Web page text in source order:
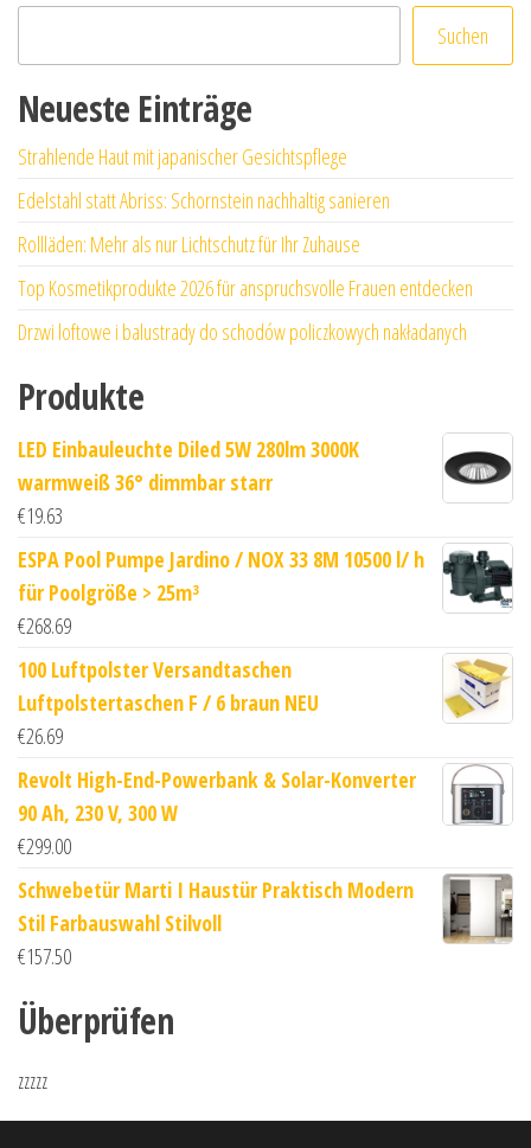
Suchen
Neueste Einträge
Strahlende Haut mit japanischer Gesichtspflege
Edelstahl statt Abriss: Schornstein nachhaltig sanieren
Rollläden: Mehr als nur Lichtschutz für Ihr Zuhause
Top Kosmetikprodukte 2026 für anspruchsvolle Frauen entdecken
Drzwi loftowe i balustrady do schodów policzkowych nakładanych
Produkte
LED Einbauleuchte Diled 5W 280lm 3000K
warmweiß 36° dimmbar starr
€19.63
ESPA Pool Pumpe Jardino / NOX 33 8M 10500 l/ h
für Poolgröße > 25m³
€268.69
100 Luftpolster Versandtaschen
Luftpolstertaschen F / 6 braun NEU
€26.69
Revolt High-End-Powerbank & Solar-Konverter
90 Ah, 230 V, 300 W
€299.00
Schwebetür Marti I Haustür Praktisch Modern
Stil Farbauswahl Stilvoll
€157.50
Überprüfen
zzzzz